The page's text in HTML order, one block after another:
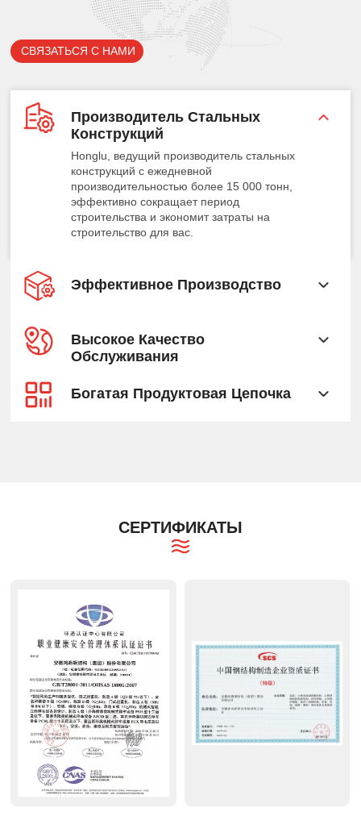
СВЯЗАТЬСЯ С НАМИ
Производитель Стальных
Конструкций
Honglu, ведущий производитель стальных
конструкций с ежедневной
производительностью более 15 000 тонн,
эффективно сокращает период
строительства и экономит затраты на
строительство для вас.
Эффективное Производство
Высокое Качество
Обслуживания
Богатая Продуктовая Цепочка
СЕРТИФИКАТЫ